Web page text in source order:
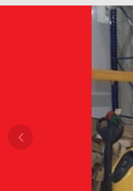
SERVİS HİZMETLERİ
DANIŞMANLIK
FORKLİFT